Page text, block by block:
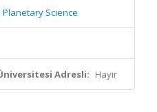
Science
Adresli: Hayır